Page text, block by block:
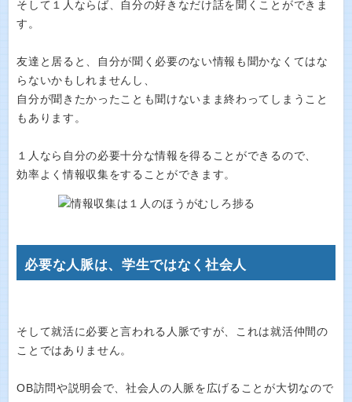
そして１人ならば、自分の好きなだけ話を聞くことができま
す。
友達と居ると、自分が聞く必要のない情報も聞かなくてはな
らないかもしれませんし、
自分が聞きたかったことも聞けないまま終わってしまうこと
もあります。
１人なら自分の必要十分な情報を得ることができるので、
効率よく情報収集をすることができます。
必要な人脈は、学生ではなく社会人
そして就活に必要と言われる人脈ですが、これは就活仲間の
ことではありません。
OB訪問や説明会で、社会人の人脈を広げることが大切なので